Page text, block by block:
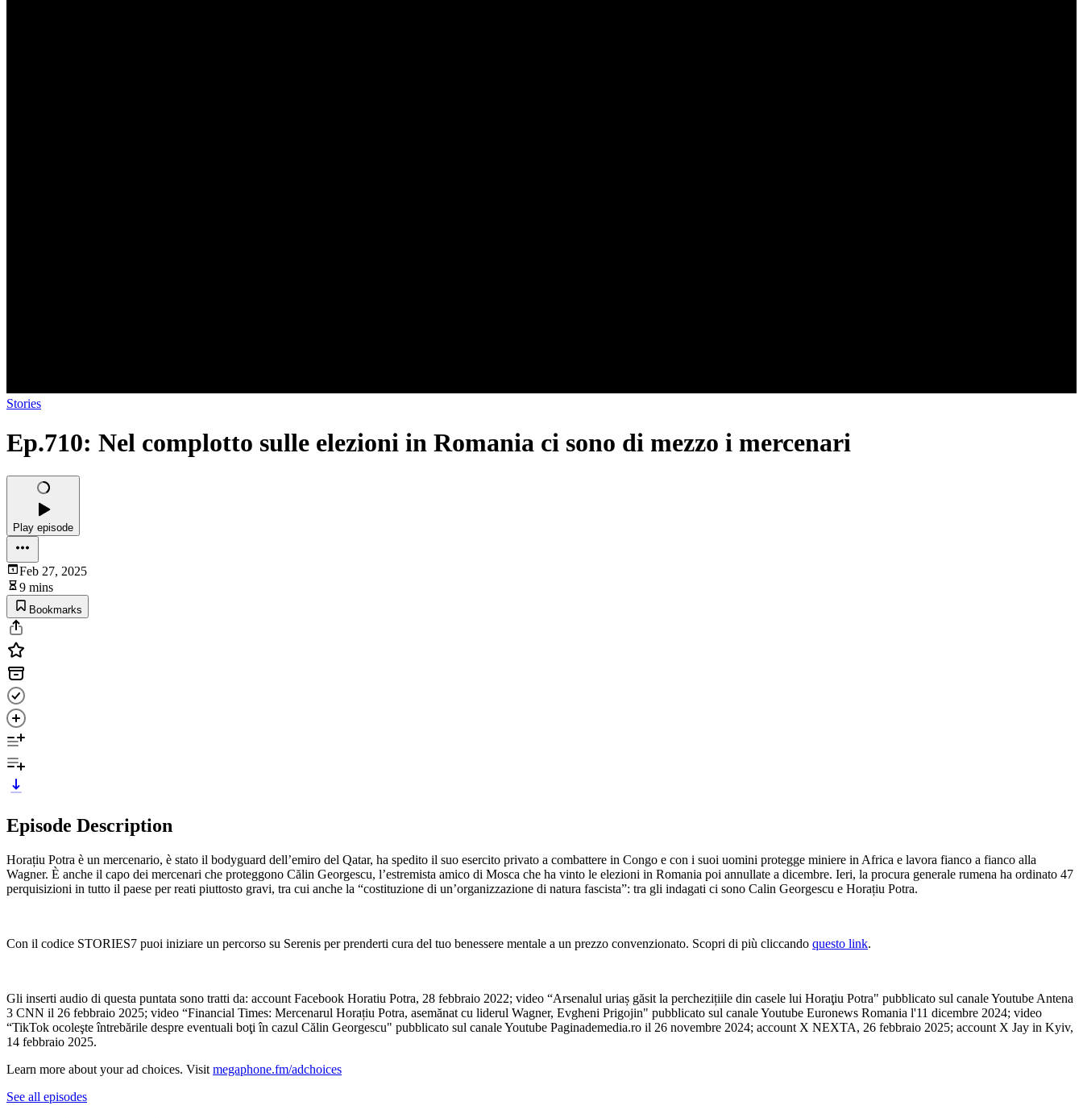
Stories
Ep.710: Nel complotto sulle elezioni in Romania ci sono di mezzo i mercenari
Play episode
Feb 27, 2025
9 mins
Bookmarks
Episode Description
Horațiu Potra è un mercenario, è stato il bodyguard dell’emiro del Qatar, ha spedito il suo esercito privato a combattere in Congo e con i suoi uomini protegge miniere in Africa e lavora fianco a fianco alla
Wagner. È anche il capo dei mercenari che proteggono Călin Georgescu, l’estremista amico di Mosca che ha vinto le elezioni in Romania poi annullate a dicembre. Ieri, la procura generale rumena ha ordinato 47
perquisizioni in tutto il paese per reati piuttosto gravi, tra cui anche la “costituzione di un’organizzazione di natura fascista”: tra gli indagati ci sono Calin Georgescu e Horațiu Potra.
Con il codice STORIES7 puoi iniziare un percorso su Serenis per prenderti cura del tuo benessere mentale a un prezzo convenzionato. Scopri di più cliccando questo link.
Gli inserti audio di questa puntata sono tratti da: account Facebook Horatiu Potra, 28 febbraio 2022; video “Arsenalul uriaș găsit la perchezițiile din casele lui Horaţiu Potra" pubblicato sul canale Youtube Antena
3 CNN il 26 febbraio 2025; video “Financial Times: Mercenarul Horațiu Potra, asemănat cu liderul Wagner, Evgheni Prigojin" pubblicato sul canale Youtube Euronews Romania l'11 dicembre 2024; video
“TikTok ocoleşte întrebările despre eventuali boţi în cazul Călin Georgescu" pubblicato sul canale Youtube Paginademedia.ro il 26 novembre 2024; account X NEXTA, 26 febbraio 2025; account X Jay in Kyiv,
14 febbraio 2025.
Learn more about your ad choices. Visit megaphone.fm/adchoices
See all episodes